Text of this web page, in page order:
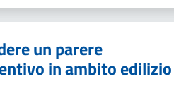
un parere
in ambito edilizio